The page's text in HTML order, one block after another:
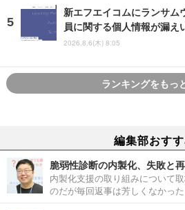
新エフエイコムにランサム
員に関する個人情報が漏え
2026.8.6(木) 8:05
ランキングをもっ
編集部おす
脆弱性診断の内製化、失敗と
内製化支援の取り組みについて
のだが毎回返事は芳しくなかった